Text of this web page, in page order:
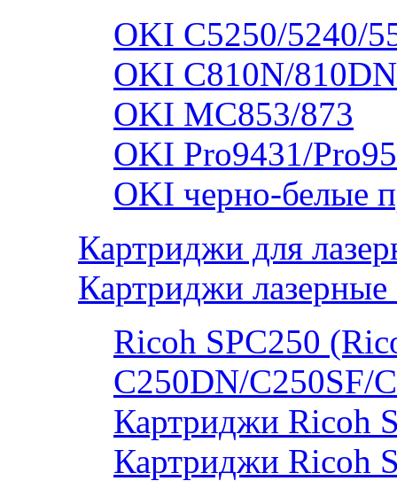
OKI C5250/5240/
OKI C810N/
OKI MC853/873
OKI Pro9431/
OKI черно-белые
Картриджи для
Картриджи
Ricoh SPC250
C250DN/C250SF/
Картриджи Ricoh
Картриджи Ricoh